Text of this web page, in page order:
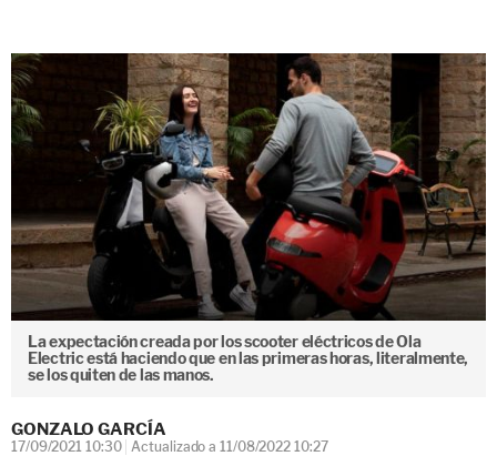
La expectación creada por los scooter eléctricos de Ola
Electric está haciendo que en las primeras horas, literalmente,
se los quiten de las manos.
GONZALO GARCÍA
17/09/2021 10:30 Actualizado a 11/08/2022 10:27